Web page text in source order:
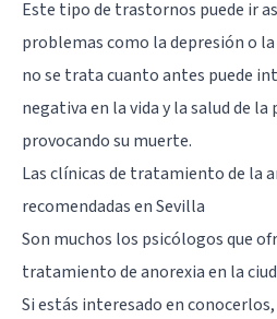
Este tipo de trastornos puede ir
problemas como la depresión o la
no se trata cuanto antes puede
negativa en la vida y la salud de
provocando su muerte.
Las clínicas de tratamiento de la
recomendadas en Sevilla
Son muchos los psicólogos que
tratamiento de anorexia en la
Si estás interesado en conocerlos,